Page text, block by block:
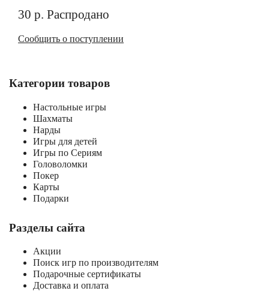
30 р. Распродано
Сообщить о поступлении
Категории товаров
Настольные игры
Шахматы
Нарды
Игры для детей
Игры по Сериям
Головоломки
Покер
Карты
Подарки
Разделы сайта
Акции
Поиск игр по производителям
Подарочные сертификаты
Доставка и оплата